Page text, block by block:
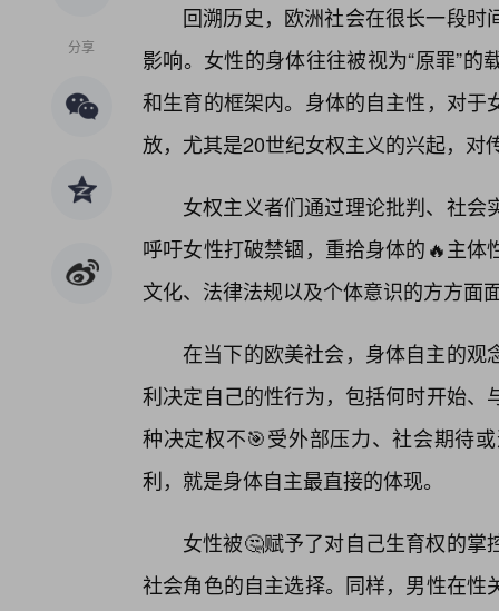
分享
回溯历史，欧洲社会在很长一段
影响。女性的身体往往被视为“原罪”
和生育的框架内。身体的自主性，对
放，尤其是20世纪女权主义的兴起，对
女权主义者们通过理论批判、社
呼吁女性打破禁锢，重拾身体的🔥主
文化、法律法规以及个体意识的方方面
在当下的欧美社会，身体自主的观
利决定自己的性行为，包括何时开始
种决定权不🎯受外部压力、社会期待
利，就是身体自主最直接的体现。
女性被🤔赋予了对自己生育权的
社会角色的自主选择。同样，男性在